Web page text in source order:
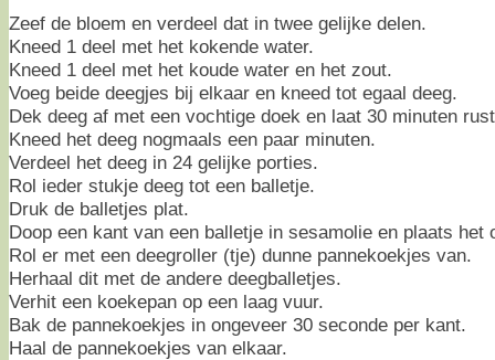
Zeef de bloem en verdeel dat in twee gelijke delen.
Kneed 1 deel met het kokende water.
Kneed 1 deel met het koude water en het zout.
Voeg beide deegjes bij elkaar en kneed tot egaal deeg.
Dek deeg af met een vochtige doek en laat 30 minuten
Kneed het deeg nogmaals een paar minuten.
Verdeel het deeg in 24 gelijke porties.
Rol ieder stukje deeg tot een balletje.
Druk de balletjes plat.
Doop een kant van een balletje in sesamolie en plaats het
Rol er met een deegroller (tje) dunne pannekoekjes van.
Herhaal dit met de andere deegballetjes.
Verhit een koekepan op een laag vuur.
Bak de pannekoekjes in ongeveer 30 seconde per kant.
Haal de pannekoekjes van elkaar.